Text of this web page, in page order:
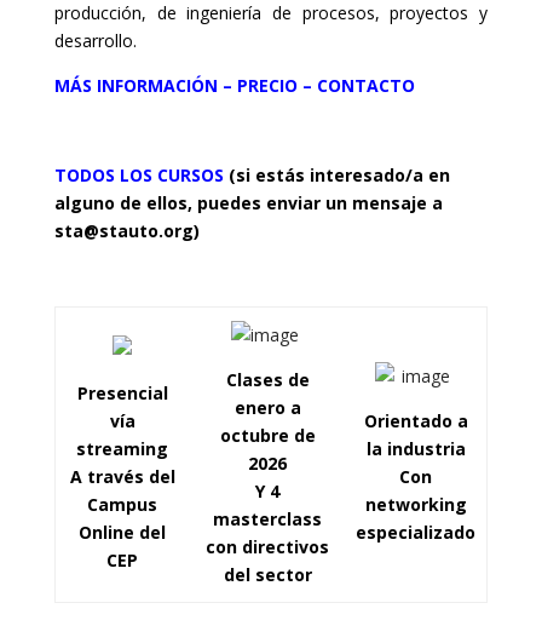
producción, de ingeniería de procesos, proyectos y
desarrollo.
MÁS INFORMACIÓN – PRECIO – CONTACTO
TODOS LOS CURSOS (si estás interesado/a en
alguno de ellos, puedes enviar un mensaje a
sta@stauto.org)
Presencial
vía
streaming
A través del
Campus
Online del
CEP
Clases de
enero a
octubre de
2026
Y 4
masterclass
con directivos
del sector
Orientado a
la industria
Con
networking
especializado